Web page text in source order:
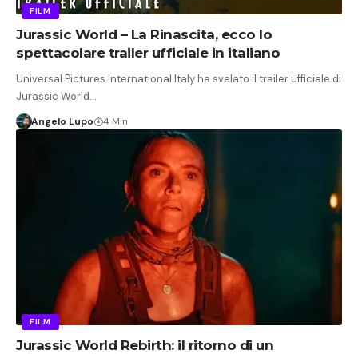
FILM
Jurassic World – La Rinascita, ecco lo
spettacolare trailer ufficiale in italiano
Universal Pictures International Italy ha svelato il trailer ufficiale di
Jurassic World…
Angelo Lupo 4 Min
FILM
Jurassic World Rebirth: il ritorno di un